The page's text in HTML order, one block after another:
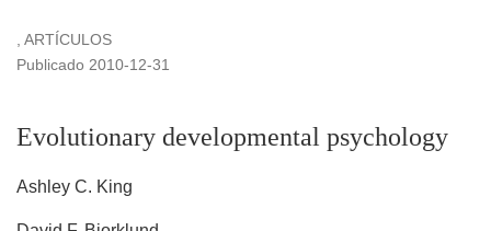
, ARTÍCULOS
Evolutionary developmental psychology
Publicado 2010-12-31
Ashley C. King